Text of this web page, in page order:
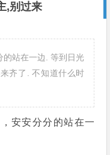
,别过来
的站在一边. 等到日光
齐了. 不知道什么时
安安分分的站在一